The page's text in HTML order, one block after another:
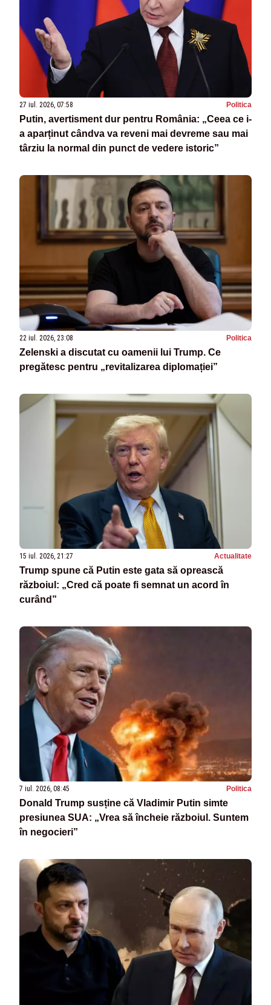
27 iul. 2026, 07:58 Politica
Putin, avertisment dur pentru România: „Ceea ce i-
a aparținut cândva va reveni mai devreme sau mai
târziu la normal din punct de vedere istoric”
22 iul. 2026, 23:08 Politica
Zelenski a discutat cu oamenii lui Trump. Ce
pregătesc pentru „revitalizarea diplomației”
15 iul. 2026, 21:27 Actualitate
Trump spune că Putin este gata să oprească
războiul: „Cred că poate fi semnat un acord în
curând”
7 iul. 2026, 08:45 Politica
Donald Trump susține că Vladimir Putin simte
presiunea SUA: „Vrea să încheie războiul. Suntem
în negocieri”